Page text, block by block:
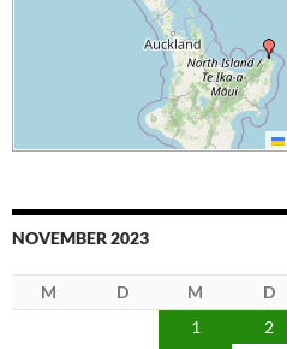
NOVEMBER 2023
M D M D
1
2